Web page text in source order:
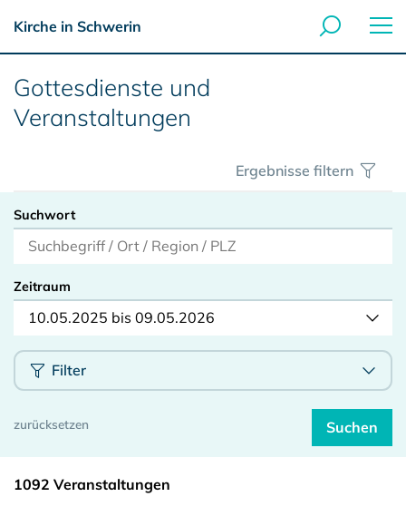
Kirche in Schwerin
Gottesdienste und
Veranstaltungen
Ergebnisse filtern
Suchwort
Zeitraum
10.05.2025 bis 09.05.2026
Filter
1092 Veranstaltungen